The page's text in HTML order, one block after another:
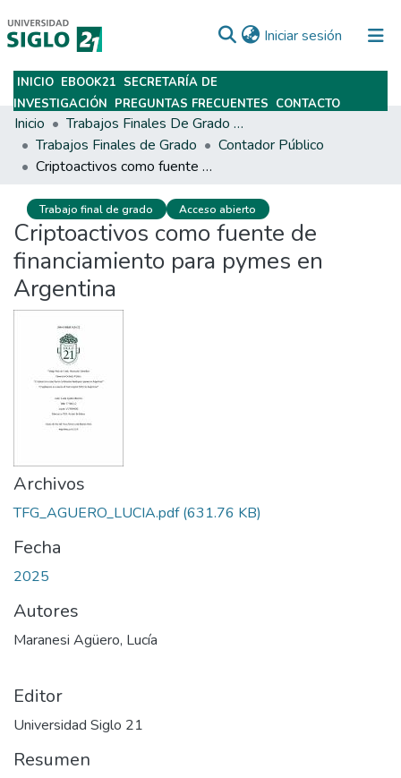
Iniciar sesión (current)
Subir
INICIO EBOOK21 SECRETARÍA DE
INVESTIGACIÓN PREGUNTAS FRECUENTES CONTACTO
Inicio
Trabajos Finales De Grado Y Posgrado
Trabajos Finales de Grado
Contador Público
Criptoactivos como fuente de financiamiento para pymes en Argentina
Trabajo final de grado Acceso abierto
Criptoactivos como fuente de
financiamiento para pymes en
Argentina
Archivos
TFG_AGUERO_LUCIA.pdf(631.76 KB)
Fecha
2025
Autores
Maranesi Agüero, Lucía
Editor
Universidad Siglo 21
Resumen